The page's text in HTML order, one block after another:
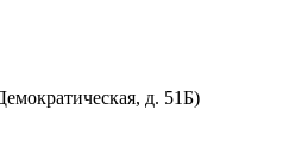
д. 51Б)